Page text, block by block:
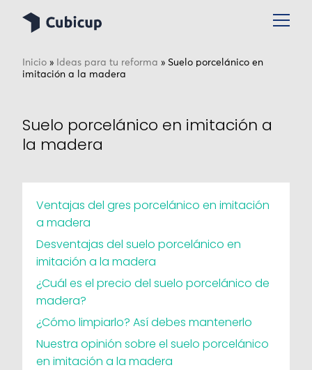
Inicio » Ideas para tu reforma » Suelo porcelánico en
imitación a la madera
Suelo porcelánico en imitación a
la madera
Ventajas del gres porcelánico en imitación
a madera
Desventajas del suelo porcelánico en
imitación a la madera
¿Cuál es el precio del suelo porcelánico de
madera?
¿Cómo limpiarlo? Así debes mantenerlo
Nuestra opinión sobre el suelo porcelánico
en imitación a la madera